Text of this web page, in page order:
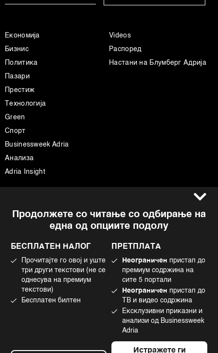
Продолжете со читање со одбирање на
една од опциите подолу
БЕСПЛАТЕН НАЛОГ
Прочитајте го овој и уште
три други текстови (не се
однесува на премиум
текстови)
Бесплатен билтен
ПРЕТПЛАТА
Неограничен пристап до
премиум содржина на
сите 5 портали
Неограничен пристап до
ТВ и видео содржина
Ексклузивни приказни и
анализи од Businessweek
Adria
Истражете ги
Економија
Бизнис
Политика
Пазари
Престиж
Технологија
Green
Спорт
Businessweek Adria
Анализа
Adria Insight
Videos
Распоред
Настани на Блумберг Адрија
Импресум
Политика на приватност
Политика за колачиња
Употреба на вештачка интелигенција
Facebook
Instagram
Twitter
Tiktok
BLOOMBERG logo are registered trademarks and service marks of
Bloomberg Finance L.P. or its subsidiaries, displayed with permission
Bloomberg Adria is a Mtel Swiss SA Property
News CMS by Cubes